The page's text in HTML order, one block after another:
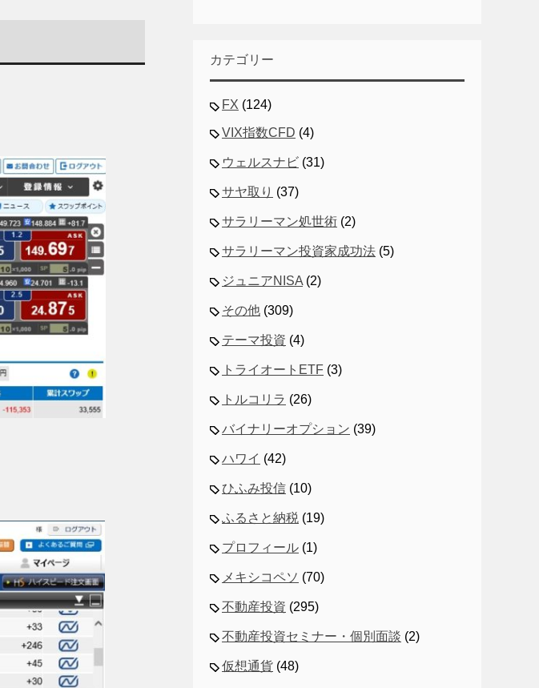
カテゴリー
FX (124)
VIX指数CFD (4)
ウェルスナビ (31)
サヤ取り (37)
サラリーマン処世術 (2)
サラリーマン投資家成功法 (5)
ジュニアNISA (2)
その他 (309)
テーマ投資 (4)
トライオートETF (3)
トルコリラ (26)
バイナリーオプション (39)
ハワイ (42)
ひふみ投信 (10)
ふるさと納税 (19)
プロフィール (1)
メキシコペソ (70)
不動産投資 (295)
不動産投資セミナー・個別面談 (2)
仮想通貨 (48)